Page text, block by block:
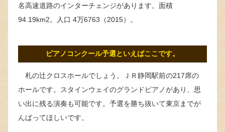
名高速道路のインターチェンジがあります。面積
94.19km2。人口 4万6763（2015）。
ピアノコンクール予選といえばここです。
札の辻クロスホールでしょう。ＪＲ静岡駅前の217席の
ホールです。スタインウェイのグランドピアノがあり、思
い出に残る演奏も可能です。予選を勝ち抜いて東京までが
んばってほしいです。